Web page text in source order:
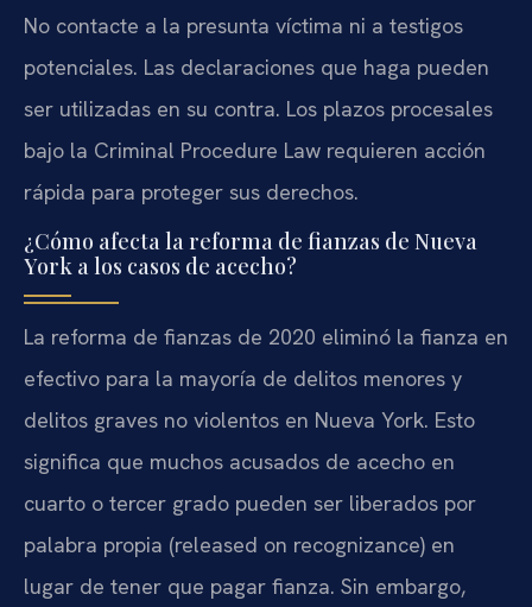
No contacte a la presunta víctima ni a testigos
potenciales. Las declaraciones que haga pueden
ser utilizadas en su contra. Los plazos procesales
bajo la Criminal Procedure Law requieren acción
rápida para proteger sus derechos.
¿Cómo afecta la reforma de fianzas de Nueva
York a los casos de acecho?
La reforma de fianzas de 2020 eliminó la fianza en
efectivo para la mayoría de delitos menores y
delitos graves no violentos en Nueva York. Esto
significa que muchos acusados de acecho en
cuarto o tercer grado pueden ser liberados por
palabra propia (released on recognizance) en
lugar de tener que pagar fianza. Sin embargo,